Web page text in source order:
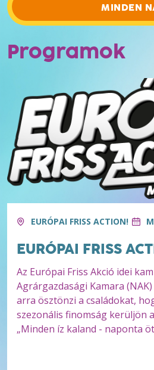
MINDEN
Programok
EURÓPAI FRISS ACTION!
EURÓPAI FRISS
Az Európai Friss Akció idei
Agrárgazdasági Kamara
arra ösztönzi a családokat,
szezonális finomság kerüljön
„Minden íz kaland - naponta